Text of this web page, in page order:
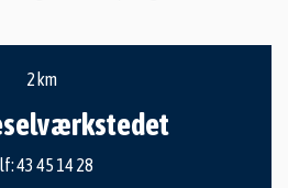
2 km
43 45 14 28